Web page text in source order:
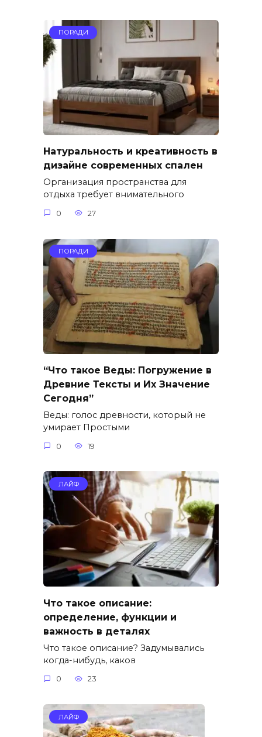
ПОРАДИ
Натуральность и креативность в
дизайне современных спален
Организация пространства для
отдыха требует внимательного
0 27
ПОРАДИ
“Что такое Веды: Погружение в
Древние Тексты и Их Значение
Сегодня”
Веды: голос древности, который не
умирает Простыми
0 19
ЛАЙФ
Что такое описание:
определение, функции и
важность в деталях
Что такое описание? Задумывались
когда-нибудь, каков
0 23
ЛАЙФ